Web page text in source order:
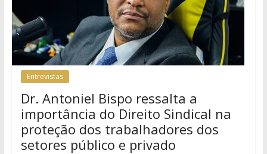
Entrevistas
Dr. Antoniel Bispo ressalta a
importância do Direito Sindical na
proteção dos trabalhadores dos
setores público e privado